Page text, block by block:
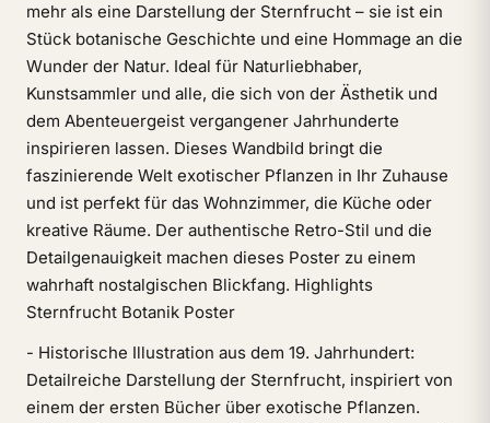
mehr als eine Darstellung der Sternfrucht – sie ist ein
Stück botanische Geschichte und eine Hommage an die
Wunder der Natur. Ideal für Naturliebhaber,
Kunstsammler und alle, die sich von der Ästhetik und
dem Abenteuergeist vergangener Jahrhunderte
inspirieren lassen. Dieses Wandbild bringt die
faszinierende Welt exotischer Pflanzen in Ihr Zuhause
und ist perfekt für das Wohnzimmer, die Küche oder
kreative Räume. Der authentische Retro-Stil und die
Detailgenauigkeit machen dieses Poster zu einem
wahrhaft nostalgischen Blickfang. Highlights
Sternfrucht Botanik Poster
- Historische Illustration aus dem 19. Jahrhundert:
Detailreiche Darstellung der Sternfrucht, inspiriert von
einem der ersten Bücher über exotische Pflanzen.